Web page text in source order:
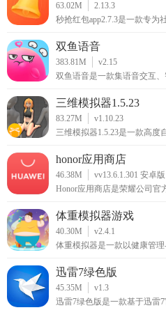
63.02M
2.13.3
秒抢红包app2.7.3是一款专为
双鱼语音
383.81M
v2.15
双鱼语音是一款集语音交互
三维模拟器1.5.23
83.27M
v1.10.23
三维模拟器1.5.23是一款高度
honor应用商店
46.38M
vv13.6.1.301 安卓版
Honor应用商店是荣耀公司官
体重模拟器游戏
40.30M
v2.4.1
体重模拟器是一款以健康管
迅雷7绿色版
45.35M
v1.3
迅雷7绿色版是一款基于迅雷